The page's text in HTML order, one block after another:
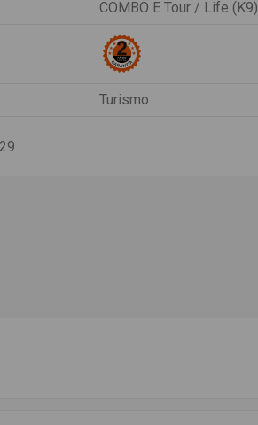
COMBO E Tour / Life (K9)
Turismo